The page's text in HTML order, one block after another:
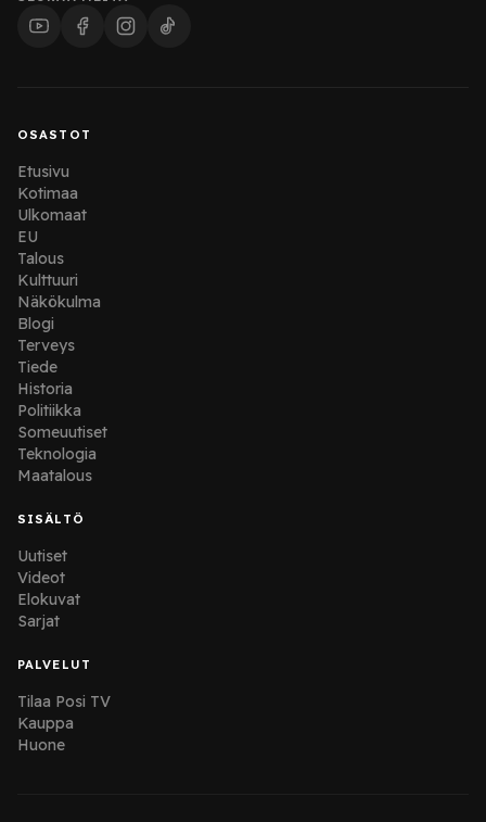
OSASTOT
Etusivu
Kotimaa
Ulkomaat
EU
Talous
Kulttuuri
Näkökulma
Blogi
Terveys
Tiede
Historia
Politiikka
Someuutiset
Teknologia
Maatalous
SISÄLTÖ
Uutiset
Videot
Elokuvat
Sarjat
PALVELUT
Tilaa Posi TV
Kauppa
Huone